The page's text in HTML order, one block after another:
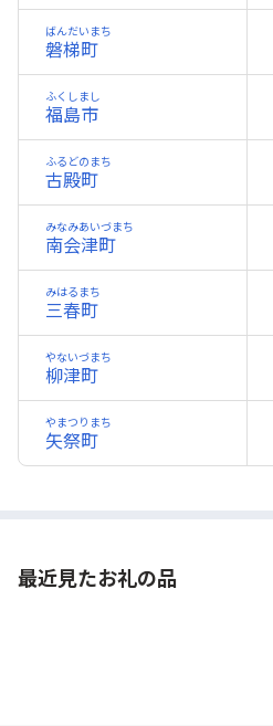
磐梯町
ばんだいまち
福島市
ふくしまし
古殿町
ふるどのまち
南会津町
みなみあいづまち
三春町
みはるまち
柳津町
やないづまち
矢祭町
やまつりまち
最近見たお礼の品